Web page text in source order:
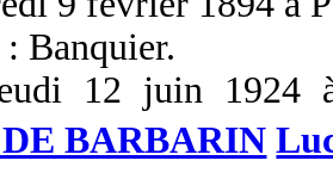
Banquier.
12 juin 1924
BARBARIN